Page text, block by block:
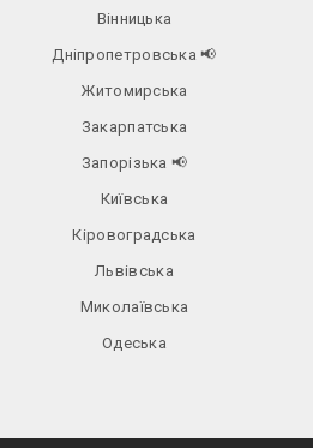
Вінницька
Дніпропетровська📢
Житомирська
Закарпатська
Запорізька 📢
Київська
Кіровоградська
Львівська
Миколаївська
Одеська